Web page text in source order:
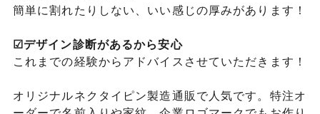
簡単に割れたりしない、いい感じの厚みがあります！
☑デザイン診断があるから安心
これまでの経験からアドバイスさせていただきます！
オリジナルネクタイピン製造通販で人気です。特注オ